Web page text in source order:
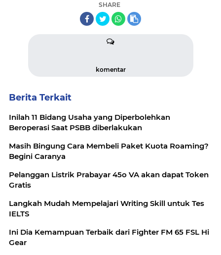
SHARE
komentar
Berita Terkait
Inilah 11 Bidang Usaha yang Diperbolehkan
Beroperasi Saat PSBB diberlakukan
Masih Bingung Cara Membeli Paket Kuota Roaming?
Begini Caranya
Pelanggan Listrik Prabayar 45o VA akan dapat Token
Gratis
Langkah Mudah Mempelajari Writing Skill untuk Tes
IELTS
Ini Dia Kemampuan Terbaik dari Fighter FM 65 FSL Hi
Gear